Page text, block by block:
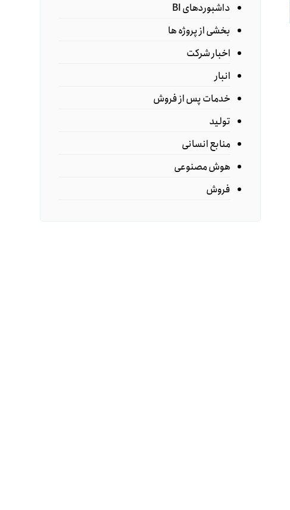
داشبوردهای BI
بخشی از پروژه ها
اخبار شرکت
انبار
خدمات پس از فروش
تولید
منابع انسانی
هوش مصنوعی
فروش